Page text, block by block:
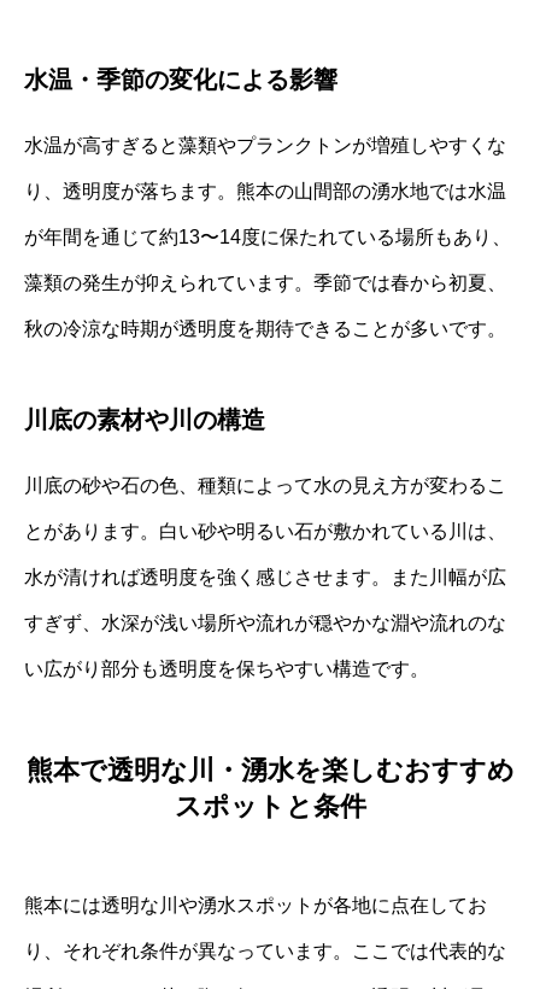
水温・季節の変化による影響
水温が高すぎると藻類やプランクトンが増殖しやすくな
り、透明度が落ちます。熊本の山間部の湧水地では水温
が年間を通じて約13〜14度に保たれている場所もあり、
藻類の発生が抑えられています。季節では春から初夏、
秋の冷涼な時期が透明度を期待できることが多いです。
川底の素材や川の構造
川底の砂や石の色、種類によって水の見え方が変わるこ
とがあります。白い砂や明るい石が敷かれている川は、
水が清ければ透明度を強く感じさせます。また川幅が広
すぎず、水深が浅い場所や流れが穏やかな淵や流れのな
い広がり部分も透明度を保ちやすい構造です。
熊本で透明な川・湧水を楽しむおすすめ
スポットと条件
熊本には透明な川や湧水スポットが各地に点在してお
り、それぞれ条件が異なっています。ここでは代表的な